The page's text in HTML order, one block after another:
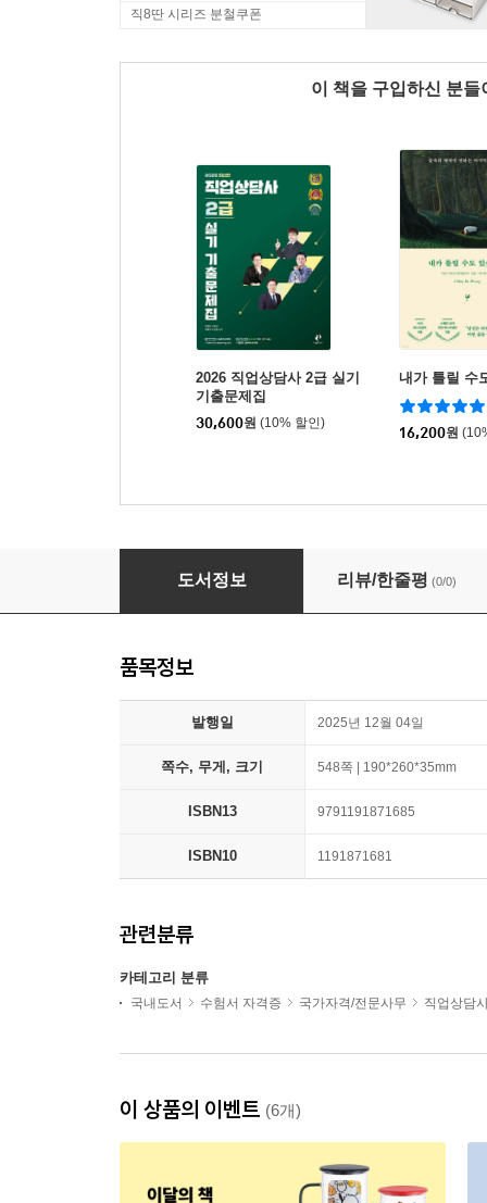
직8딴 시리즈 분철쿠폰
이 책을 구입하신 분
2026 직업상담사 2급 실기
기출문제집
30,600원 (10% 할인)
내가 틀릴 수
16,200원
2026 직업상담사 2급 필기 기출문제집
도서정보 리뷰/한줄평 (0/0)
품목정보
발행일 2025년 12월 04일
쪽수, 무게, 크기 548쪽 | 190*260*35mm
ISBN13 9791191871685
ISBN10 1191871681
관련분류
카테고리 분류
국내도서 수험서 자격증 국가자격/전문사무 직업상담
이 상품의 이벤트 (6개)